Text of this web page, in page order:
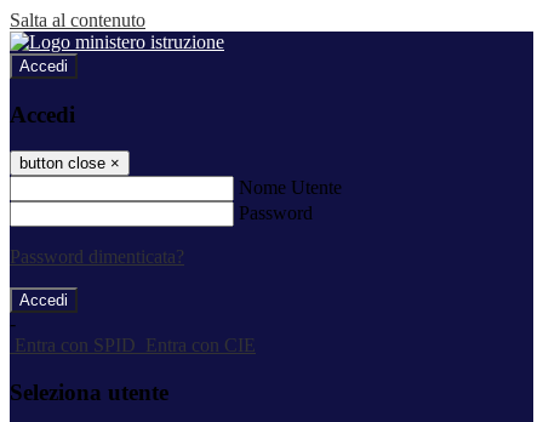
Salta al contenuto
Accedi
Accedi
button close ×
Nome Utente
Password
Password dimenticata?
-
Entra con SPID
Entra con CIE
Seleziona utente